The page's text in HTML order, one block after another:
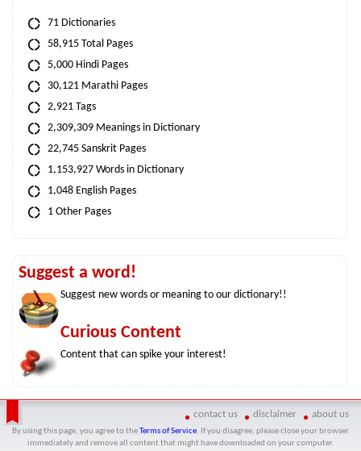
71 Dictionaries
58,915 Total Pages
5,000 Hindi Pages
30,121 Marathi Pages
2,921 Tags
2,309,309 Meanings in Dictionary
22,745 Sanskrit Pages
1,153,927 Words in Dictionary
1,048 English Pages
1 Other Pages
Suggest a word!
Suggest new words or meaning to our dictionary!!
Curious Content
Content that can spike your interest!
contact us disclaimer about us
By using this page, you agree to the Terms of Service. If you disagree, please close your browser
immediately and remove all content that might have downloaded on your computer.